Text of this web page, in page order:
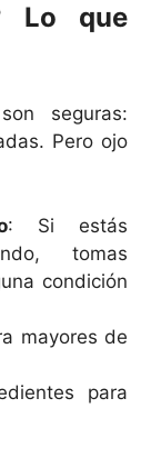
Lo que
seguras:
Pero ojo
: Si estás
tomas
condición
mayores de
para